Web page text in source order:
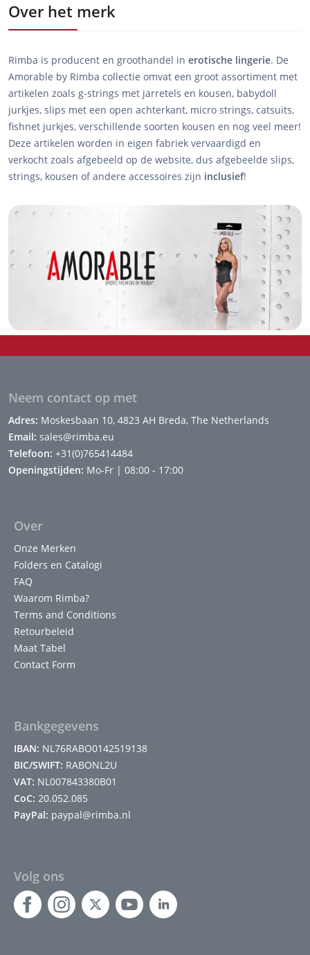
Over het merk
Rimba is producent en groothandel in erotische lingerie. De
Amorable by Rimba collectie omvat een groot assortiment met
artikelen zoals g-strings met jarretels en kousen, babydoll
jurkjes, slips met een open achterkant, micro strings, catsuits,
fishnet jurkjes, verschillende soorten kousen en nog veel meer!
Deze artikelen worden in eigen fabriek vervaardigd en
verkocht zoals afgebeeld op de website, dus afgebeelde slips,
strings, kousen of andere accessoires zijn inclusief!
Neem contact op met
Adres: Moskesbaan 10, 4823 AH Breda, The Netherlands
Email: sales@rimba.eu
Telefoon: +31(0)765414484
Openingstijden: Mo-Fr | 08:00 - 17:00
Over
Onze Merken
Folders en Catalogi
FAQ
Waarom Rimba?
Terms and Conditions
Retourbeleid
Maat Tabel
Contact Form
Bankgegevens
IBAN: NL76RABO0142519138
BIC/SWIFT: RABONL2U
VAT: NL007843380B01
CoC: 20.052.085
PayPal: paypal@rimba.nl
Volg ons